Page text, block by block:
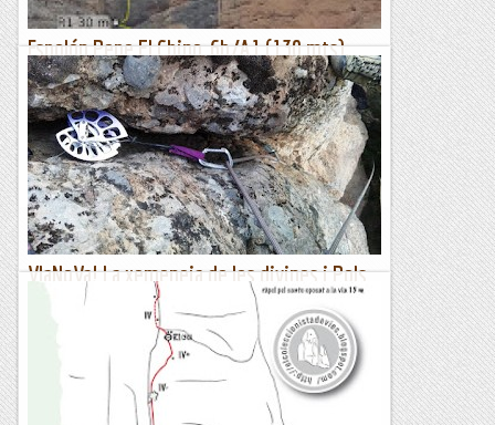
Espolón Pepe El Chino, 6b/A1 (130 mts),
Congost de la Clua
El nom de la via li escau, perquè ni és un esperó ni és de
Pepe El Chino. Però havent cel·lebrat recentment els 50
anys d'escalada, què menys que dedicar-li una...
Lo gall
VIaNoVa! La xemeneia de les divines i Pols
de fissura (Mola de Lord)
***Dues curtes propostes a la nord de la Mola de Nord
okupada per la mística presència, d'escalada resseguint
l'abundosa gratitud de les fissures, díedres i línies lògiques...